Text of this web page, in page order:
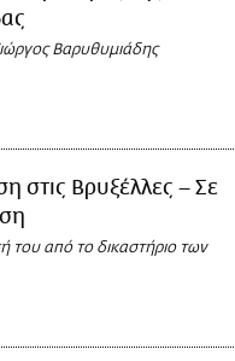
Βαρυθυμιάδης
στις Βρυξέλλες – Σε
του από το δικαστήριο των